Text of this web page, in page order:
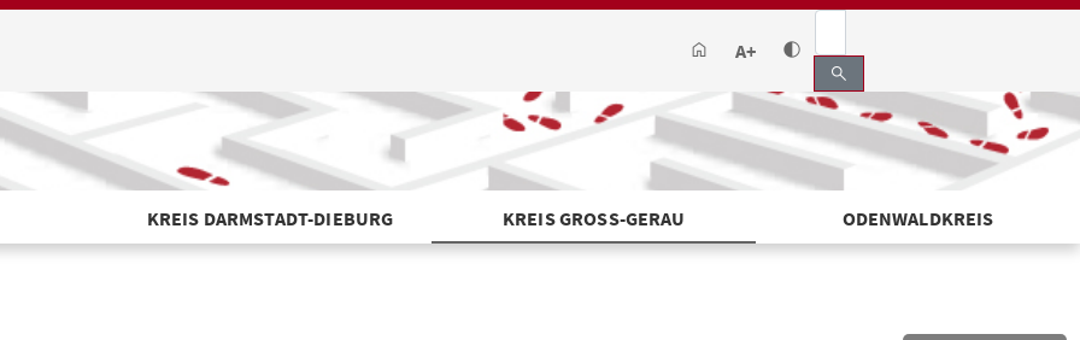
A+
search
KREIS DARMSTADT-DIEBURG KREIS GROSS-GERAU ODENWALDKREIS